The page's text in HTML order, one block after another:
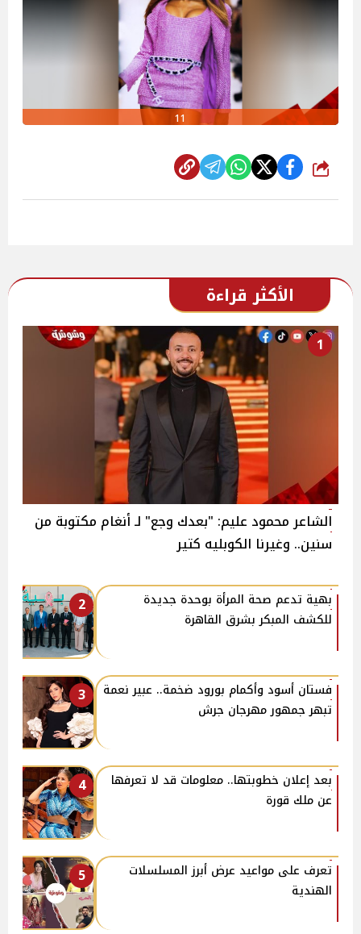
11
شارك
الأكثر قراءة
1
الشاعر محمود عليم: "بعدك وجع" لـ أنغام مكتوبة من
سنين.. وغيرنا الكوبليه كتير
2
بهية تدعم صحة المرأة بوحدة جديدة
للكشف المبكر بشرق القاهرة
3
فستان أسود وأكمام بورود ضخمة.. عبير نعمة
تبهر جمهور مهرجان جرش
4
بعد إعلان خطوبتها.. معلومات قد لا تعرفها
عن ملك قورة
5
تعرف على مواعيد عرض أبرز المسلسلات
الهندية